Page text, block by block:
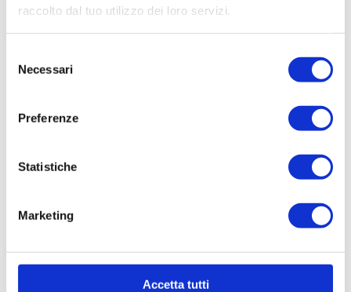
raccolto dal tuo utilizzo dei loro servizi.
delNecessari
Preferenze
Statistiche
Marketing
Accetta tutti
* Nome
Cognome
* Di quali informazioni hai bisogno?